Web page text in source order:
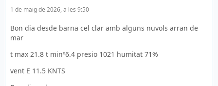
1 de maig de 2026, a les 9:50
Bon dia desde barna cel clar amb alguns nuvols arran de
mar
t max 21.8 t minº6.4 presio 1021 humitat 71%
vent E 11.5 KNTS